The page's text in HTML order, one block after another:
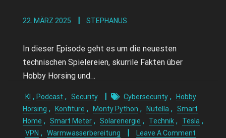
22. MÄRZ 2025 STEPHANUS
In dieser Episode geht es um die neuesten
technischen Spielereien, skurrile Fakten über
Hobby Horsing und…
KI , Podcast , Security Cybersecurity ,
Hobby
Horsing , Konfitüre , Monty Python , Nutella , Smart
Home , Smart Meter , Solarenergie , Technik , Tesla ,
VPN , Warmwasserbereitung Leave A Comment